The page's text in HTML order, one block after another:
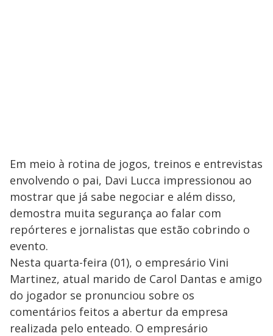
Em meio à rotina de jogos, treinos e entrevistas
envolvendo o pai, Davi Lucca impressionou ao
mostrar que já sabe negociar e além disso,
demostra muita segurança ao falar com
repórteres e jornalistas que estão cobrindo o
evento.
Nesta quarta-feira (01), o empresário Vini
Martinez, atual marido de Carol Dantas e amigo
do jogador se pronunciou sobre os
comentários feitos a abertur da empresa
realizada pelo enteado. O empresário